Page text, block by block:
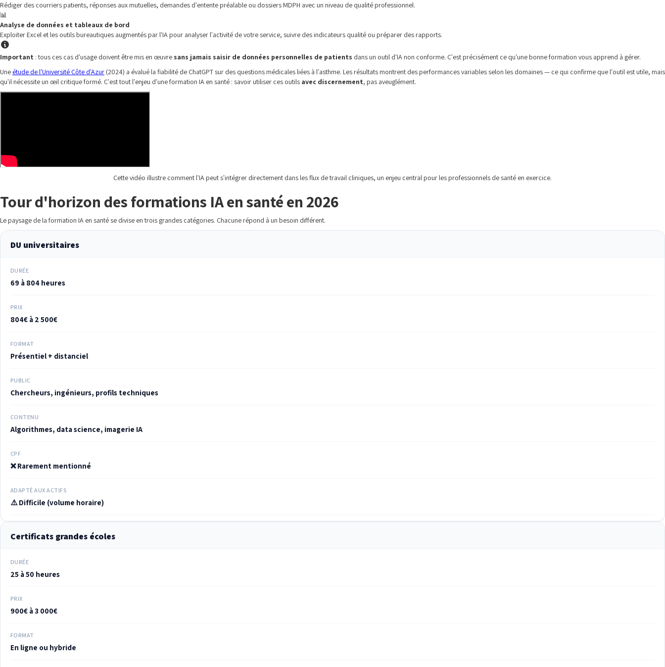
Rédiger des courriers patients, réponses aux mutuelles, demandes d'entente préalable ou dossiers MDPH avec un niveau de qualité professionnel.
📊
Analyse de données et tableaux de bord
Exploiter Excel et les outils bureautiques augmentés par l'IA pour analyser l'activité de votre service, suivre des indicateurs qualité ou préparer des rapports.
Important : tous ces cas d'usage doivent être mis en œuvre sans jamais saisir de données personnelles de patients dans un outil d'IA non conforme. C'est précisément ce qu'une bonne formation vous apprend à gérer.
Une étude de l'Université Côte d'Azur (2024) a évalué la fiabilité de ChatGPT sur des questions médicales liées à l'asthme. Les résultats montrent des performances variables selon les domaines — ce qui confirme que l'outil est utile, mais
qu'il nécessite un œil critique formé. C'est tout l'enjeu d'une formation IA en santé : savoir utiliser ces outils avec discernement, pas aveuglément.
Cette vidéo illustre comment l'IA peut s'intégrer directement dans les flux de travail cliniques, un enjeu central pour les professionnels de santé en exercice.
Tour d'horizon des formations IA en santé en 2026
Le paysage de la formation IA en santé se divise en trois grandes catégories. Chacune répond à un besoin différent.
DU universitaires
DURÉE
69 à 804 heures
PRIX
804€ à 2 500€
FORMAT
Présentiel + distanciel
PUBLIC
Chercheurs, ingénieurs, profils techniques
CONTENU
Algorithmes, data science, imagerie IA
CPF
❌ Rarement mentionné
ADAPTÉ AUX ACTIFS
⚠️ Difficile (volume horaire)
Certificats grandes écoles
DURÉE
25 à 50 heures
PRIX
900€ à 3 000€
FORMAT
En ligne ou hybride